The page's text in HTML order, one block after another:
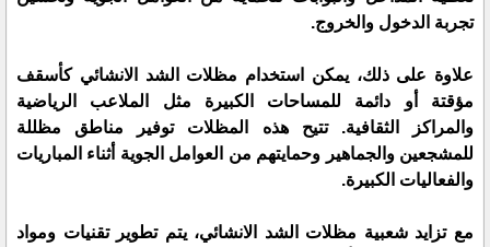
تجربة الدخول والخروج.
علاوة على ذلك، يمكن استخدام مظلات الشد الانشائي كأسقف
مؤقتة أو دائمة للمساحات الكبيرة مثل الملاعب الرياضية
والمراكز الثقافية. تتيح هذه المظلات توفير مناطق مظللة
للمشجعين والجماهير وحمايتهم من العوامل الجوية أثناء المباريات
والفعاليات الكبيرة.
مع تزايد شعبية مظلات الشد الانشائي، يتم تطوير تقنيات ومواد